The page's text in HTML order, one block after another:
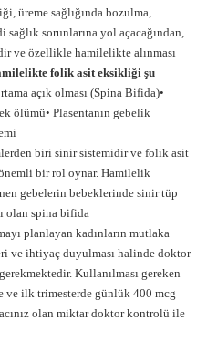
üreme sağlığında bozulma,
sorunlarına yol açacağından,
ve özellikle hamilelikte alınması
folik asit eksikliği şu
açık olması (Spina Bifida)•
ölümü• Plasentanın gebelik
biri sinir sistemidir ve folik asit
bir rol oynar. Hamilelik
gebelerin bebeklerinde sinir tüp
olan spina bifida
planlayan kadınların mutlaka
ve ihtiyaç duyulması halinde doktor
Kullanılması gereken
ve ilk trimesterde günlük 400 mcg
olan miktar doktor kontrolü ile